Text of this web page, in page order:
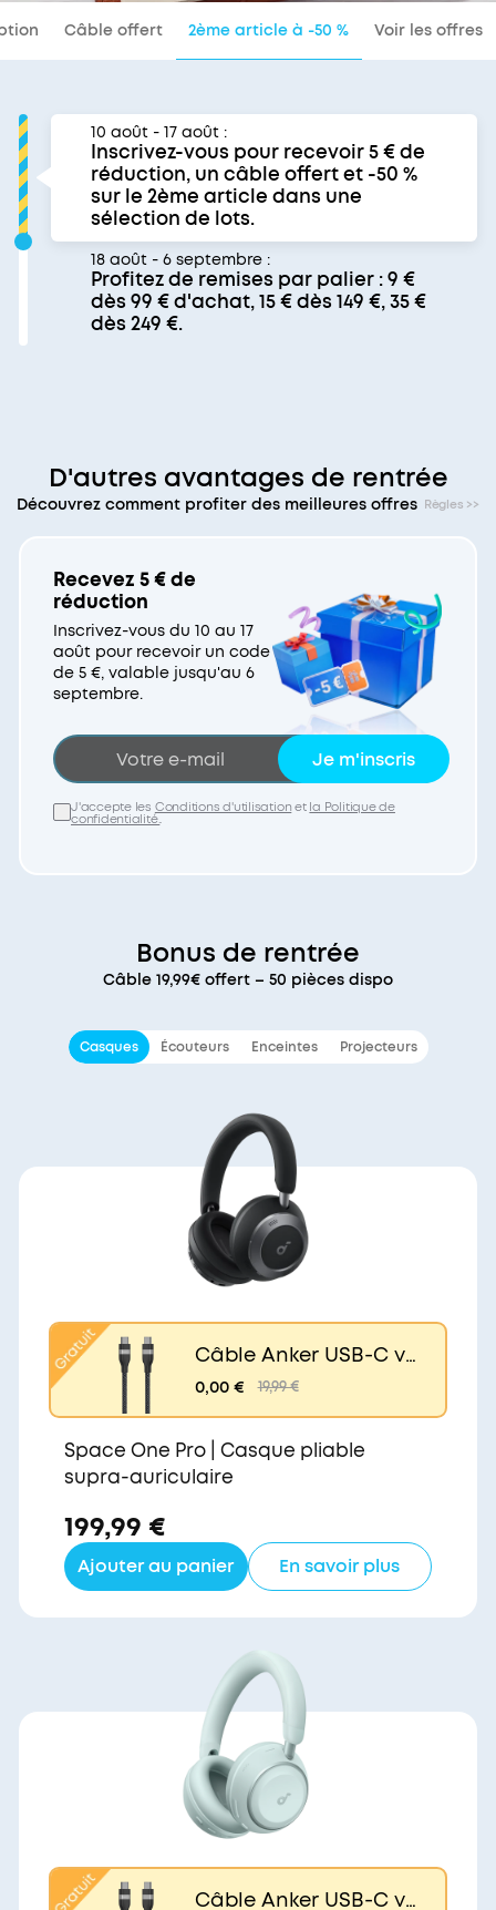
Câble offert 2ème article à -50 % Voir les offres
10 août - 17 août :
Inscrivez-vous pour recevoir 5 € de
réduction, un câble offert et -50 %
sur le 2ème article dans une
sélection de lots.
18 août - 6 septembre :
Profitez de remises par palier : 9 €
dès 99 € d'achat, 15 € dès 149 €, 35 €
dès 249 €.
D'autres avantages de rentrée
Découvrez comment profiter des meilleures offres Règles >>
Recevez 5 € de
réduction
Inscrivez-vous du 10 au 17
août pour recevoir un code
de 5 €, valable jusqu'au 6
septembre.
Je m'inscris
J'accepte les Conditions d'utilisationetla Politique de
confidentialité..
Bonus de rentrée
Câble 19,99€ offert – 50 pièces dispo
Casques Écouteurs Enceintes Projecteurs
Câble Anker USB-C ve
rs USB-C (240 W, upcy
clé et tressé)
0,00 € 19,99 €
Space One Pro | Casque pliable
supra-auriculaire
199,99 €
Ajouter au panier En savoir plus
Câble Anker USB-C ve